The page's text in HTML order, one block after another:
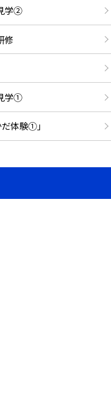
学②
修
学①
だ体験①」